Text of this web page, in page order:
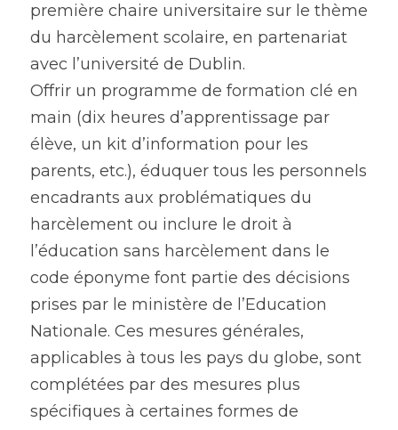
première chaire universitaire sur le thème
du harcèlement scolaire, en partenariat
avec l’université de Dublin.
Offrir un programme de formation clé en
main (dix heures d’apprentissage par
élève, un kit d’information pour les
parents, etc.), éduquer tous les personnels
encadrants aux problématiques du
harcèlement ou inclure le droit à
l’éducation sans harcèlement dans le
code éponyme font partie des décisions
prises par le ministère de l’Education
Nationale. Ces mesures générales,
applicables à tous les pays du globe, sont
complétées par des mesures plus
spécifiques à certaines formes de